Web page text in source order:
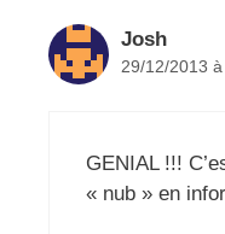
Josh
29/12/2013
GENIAL !!!
« nub » en